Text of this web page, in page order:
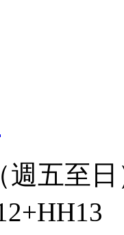
週五至